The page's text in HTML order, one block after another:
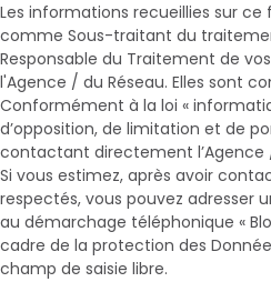
Les informations recueillies sur
comme Sous-traitant du
Responsable du Traitement de
l'Agence / du Réseau. Elles sont
Conformément à la loi «
d’opposition, de limitation et de
contactant directement l’Agence
Si vous estimez, après avoir
respectés, vous pouvez adresser
au démarchage téléphonique «
cadre de la protection des
champ de saisie libre.